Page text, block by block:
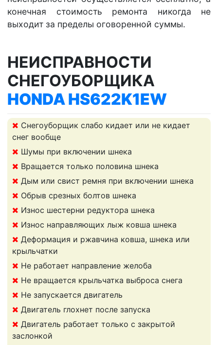
конечная стоимость ремонта никогда не
выходит за пределы оговоренной суммы.
НЕИСПРАВНОСТИ
СНЕГОУБОРЩИКА
HONDA HS622K1EW
Снегоуборщик слабо кидает или не кидает
снег вообще
Шумы при включении шнека
Вращается только половина шнека
Дым или свист ремня при включении шнека
Обрыв срезных болтов шнека
Износ шестерни редуктора шнека
Износ направляющих лыж ковша шнека
Деформация и ржавчина ковша, шнека или
крыльчатки
Не работает направление желоба
Не вращается крыльчатка выброса снега
Не запускается двигатель
Двигатель глохнет после запуска
Двигатель работает только с закрытой
заслонкой